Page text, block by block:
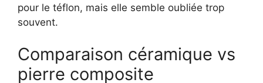
pour le téflon, mais elle semble oubliée trop
souvent.
Comparaison céramique vs
pierre composite